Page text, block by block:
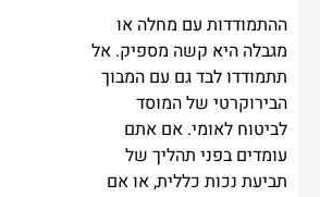
ההתמודדות עם מחלה או
מגבלה היא קשה מספיק. אל
תתמודדו לבד גם עם המבוך
הבירוקרטי של המוסד
לביטוח לאומי. אם אתם
עומדים בפני תהליך של
תביעת נכות כללית, או אם